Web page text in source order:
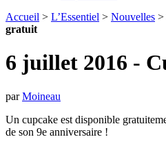
Accueil > L’Essentiel > Nouvelles >
gratuit
6 juillet 2016 -
parMoineau
Un cupcake est disponible
de son 9e anniversaire !